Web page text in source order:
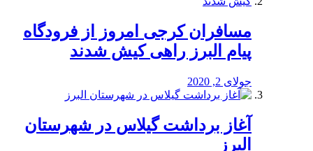
مسافران کرجی امروز از فرودگاه
پیام البرز راهی کیش شدند
جولای 2, 2020
آغاز برداشت گیلاس در شهرستان
البرز